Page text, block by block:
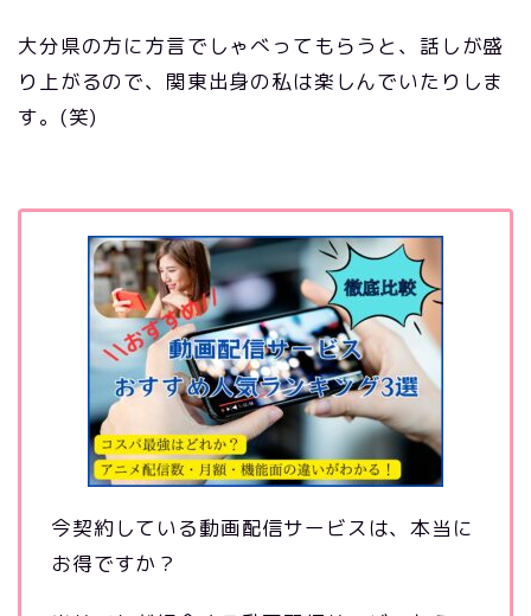
大分県の方に方言でしゃべってもらうと、話しが盛
り上がるので、関東出身の私は楽しんでいたりしま
す。(笑)
今契約している動画配信サービスは、本当に
お得ですか？